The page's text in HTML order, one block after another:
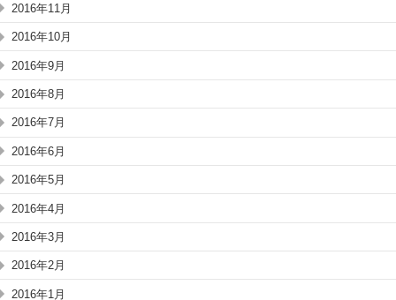
2016年11月
2016年10月
2016年9月
2016年8月
2016年7月
2016年6月
2016年5月
2016年4月
2016年3月
2016年2月
2016年1月